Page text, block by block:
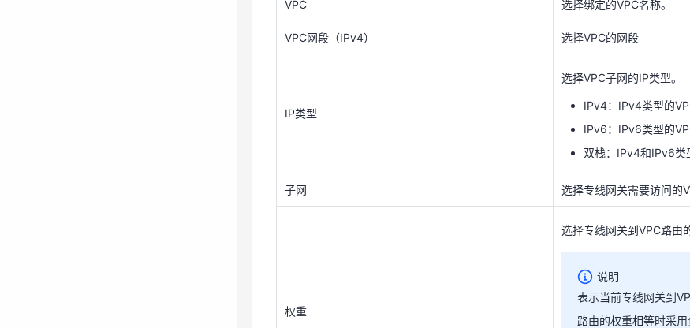
IP类型
选择VPC子网的IP类型。
IPv6：IPv6类型的
双栈：IPv4和IPv6类
选择专线网关需要访问的
选择专线网关到VPC路由
说明
路由的权重相等时采
传输；某条路由的权
VPC 选择绑定的VPC名称。
VPC网段（IPv4） 选择VPC的网段
IP类型
选择VPC子网的IP类型。
IPv4：IPv4类型的
IPv6：IPv6类型的
双栈：IPv4和IPv6类
子网 选择专线网关需要访问的
权重
选择专线网关到VPC路由
说明
表示当前专线网关到
路由的权重相等时采